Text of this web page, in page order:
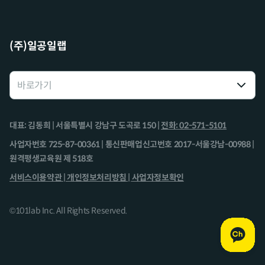
(주)일공일랩
대표: 김동희 | 서울특별시 강남구 도곡로 150 | 전화: 02-571-5101
사업자번호 725-87-00361 | 통신판매업신고번호 2017-서울강남-00988 |
원격평생교육원 제 518호
서비스이용약관 | 개인정보처리방침 | 사업자정보확인
©101lab Inc. All Rights Reserved.